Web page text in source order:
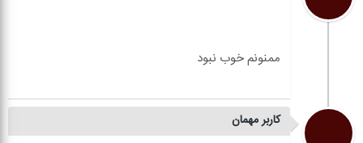
کاربر مهمان